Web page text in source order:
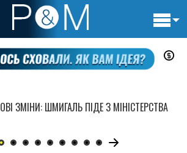
ЗМІНИ: ШМИГАЛЬ ПІДЕ З МІНІСТЕРСТВА